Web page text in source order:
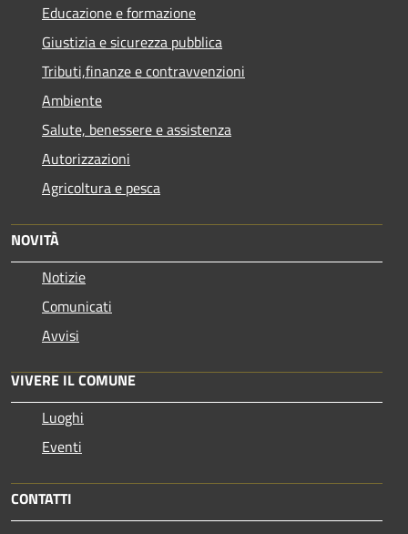
Educazione e formazione
Giustizia e sicurezza pubblica
Tributi,finanze e contravvenzioni
Ambiente
Salute, benessere e assistenza
Autorizzazioni
Agricoltura e pesca
NOVITÀ
Notizie
Comunicati
Avvisi
VIVERE IL COMUNE
Luoghi
Eventi
CONTATTI